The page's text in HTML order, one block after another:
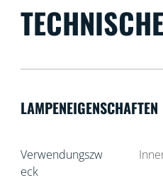
LAMPENEIGENSCHAFTEN
Verwendungszw
eck